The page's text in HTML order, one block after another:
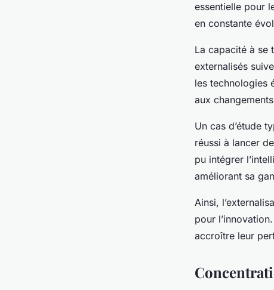
essentielle pour
en constante
La capacité à se
externalisés
les technologies
aux
Un cas d’étude
réussi à lancer
pu intégrer
améliorant sa
Ainsi,
pour
accroître leur